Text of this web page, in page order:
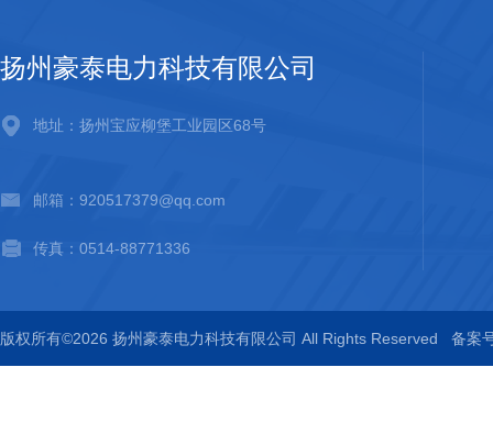
扬州豪泰电力科技有限公司
地址：扬州宝应柳堡工业园区68号
邮箱：920517379@qq.com
传真：0514-88771336
版权所有©2026 扬州豪泰电力科技有限公司 All Rights Reserved 备案